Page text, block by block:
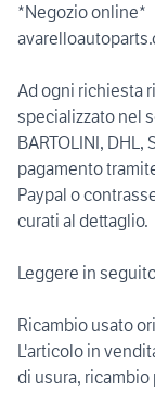
*Negozio online*
Ad ogni richiesta
specializzato nel
BARTOLINI, DHL,
pagamento
Paypal o
curati al dettaglio.
Leggere in
Ricambio usato
L'articolo in
di usura,